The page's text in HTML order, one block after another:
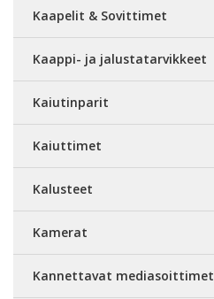
Kaapelit & Sovittimet
Kaappi- ja jalustatarvikkeet
Kaiutinparit
Kaiuttimet
Kalusteet
Kamerat
Kannettavat mediasoittimet